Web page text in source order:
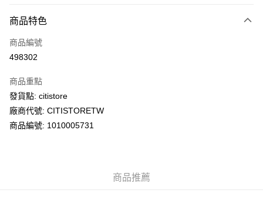
信用卡
AlipayHK
WeChat Pay
送貨方式
商品特色
商品編號
498302
商品重點
發貨點: citistore
廠商代號: CITISTORETW
商品編號: 1010005731
商品推薦